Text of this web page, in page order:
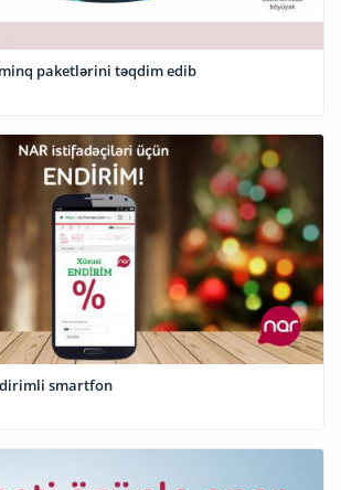
paketlərini təqdim edib
smartfon